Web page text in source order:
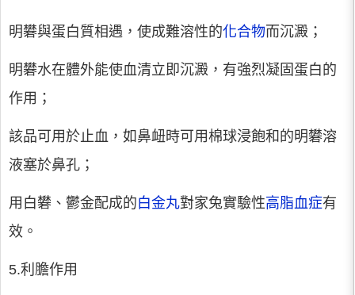
明礬與蛋白質相遇，使成難溶性的化合物而沉澱；
明礬水在體外能使血清立即沉澱，有強烈凝固蛋白的
作用；
該品可用於止血，如鼻衄時可用棉球浸飽和的明礬溶
液塞於鼻孔；
用白礬、鬱金配成的白金丸對家兔實驗性高脂血症有
效。
5.利膽作用